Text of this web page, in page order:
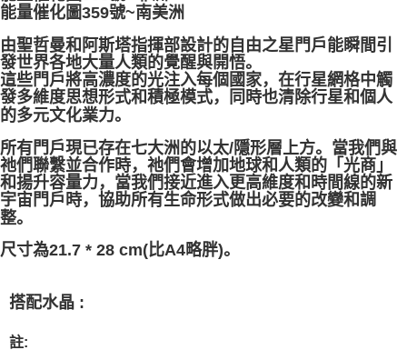
能量催化圖359號~南美洲
由聖哲曼和阿斯塔指揮部設計的自由之星門戶能瞬間引
發世界各地大量人類的覺醒與開悟。
這些門戶將高濃度的光注入每個國家，在行星網格中觸
發多維度思想形式和積極模式，同時也清除行星和個人
的多元文化業力。
所有門戶現已存在七大洲的以太/隱形層上方。當我們與
祂們聯繫並合作時，祂們會增加地球和人類的「光商」
和揚升容量力，當我們接近進入更高維度和時間線的新
宇宙門戶時，協助所有生命形式做出必要的改變和調
整。
尺寸為21.7 * 28 cm(比A4略胖)。
搭配水晶 :
註: